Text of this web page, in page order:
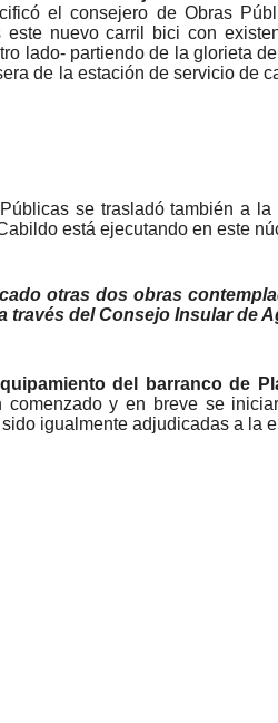
el consejero de Obras
nuevo carril bici con
lado- partiendo de la glorieta
de la estación de servicio de
se trasladó también a
está ejecutando en este
otras dos obras
del Consejo Insular de
del barranco de
comenzado y en breve se
igualmente adjudicadas a la